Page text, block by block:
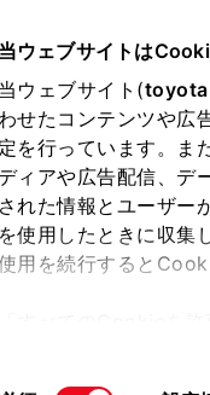
当ウェブサイトは
当ウェブサイト(
せたコンテンツや広
定を行っています。ま
ディアや広告配信、デ
された情報とユーザー
を使用したときに収集
用を続行すると
ト トピックス
古車の魅力 3つの買い方